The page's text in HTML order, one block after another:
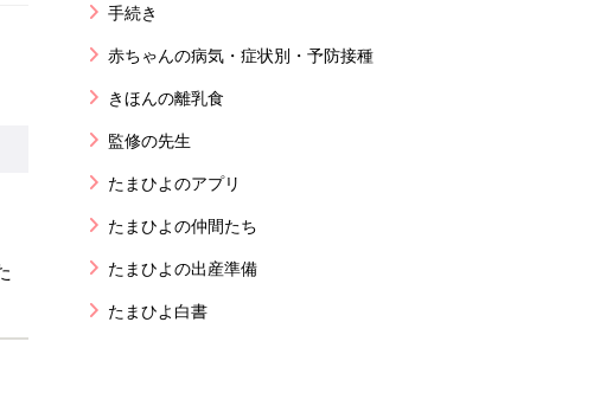
手続き
赤ちゃんの病気・症状別・予防接種
きほんの離乳食
監修の先生
たまひよのアプリ
たまひよの仲間たち
たまひよの出産準備
たまひよ白書